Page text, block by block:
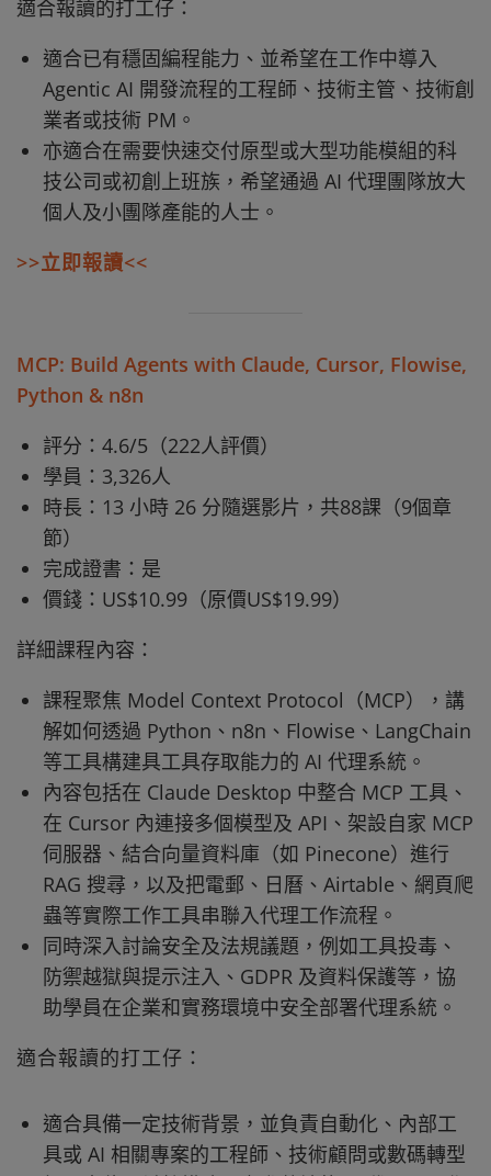
適合報讀的打工仔：
適合已有穩固編程能力、並希望在工作中導入
Agentic AI 開發流程的工程師、技術主管、技術創
業者或技術 PM。
亦適合在需要快速交付原型或大型功能模組的科
技公司或初創上班族，希望通過 AI 代理團隊放大
個人及小團隊產能的人士。
>>立即報讀<<
MCP: Build Agents with Claude, Cursor, Flowise,
Python & n8n
評分：4.6/5（222人評價）
學員：3,326人
時長：13 小時 26 分隨選影片，共88課（9個章
節）​
完成證書：是
價錢：US$10.99（原價US$19.99）
詳細課程內容：
課程聚焦 Model Context Protocol（MCP），講
解如何透過 Python、n8n、Flowise、LangChain
等工具構建具工具存取能力的 AI 代理系統。
內容包括在 Claude Desktop 中整合 MCP 工具、
在 Cursor 內連接多個模型及 API、架設自家 MCP
伺服器、結合向量資料庫（如 Pinecone）進行
RAG 搜尋，以及把電郵、日曆、Airtable、網頁爬
蟲等實際工作工具串聯入代理工作流程。
同時深入討論安全及法規議題，例如工具投毒、
防禦越獄與提示注入、GDPR 及資料保護等，協
助學員在企業和實務環境中安全部署代理系統。
適合報讀的打工仔：
適合具備一定技術背景，並負責自動化、內部工
具或 AI 相關專案的工程師、技術顧問或數碼轉型